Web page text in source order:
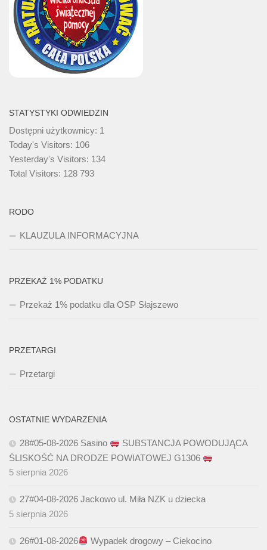
STATYSTYKI ODWIEDZIN
Dostępni użytkownicy: 1
Today's Visitors: 106
Yesterday's Visitors: 134
Total Visitors: 128 793
RODO
KLAUZULA INFORMACYJNA
PRZEKAŻ 1% PODATKU
Przekaż 1% podatku dla OSP Słajszewo
PRZETARGI
Przetargi
OSTATNIE WYDARZENIA
28#05-08-2026 Sasino
SUBSTANCJA POWODUJĄCA
ŚLISKOŚĆ NA DRODZE POWIATOWEJ G1306
5 sierpnia 2026
27#04-08-2026 Jackowo ul. Miła NZK u dziecka
5 sierpnia 2026
26#01-08-2026
Wypadek drogowy – Ciekocino